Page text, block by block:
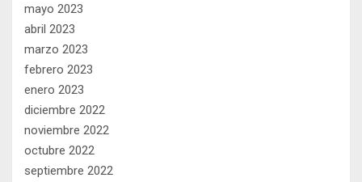
mayo 2023
abril 2023
marzo 2023
febrero 2023
enero 2023
diciembre 2022
noviembre 2022
octubre 2022
septiembre 2022